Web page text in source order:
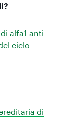
alfa1-anti-
ciclo
di